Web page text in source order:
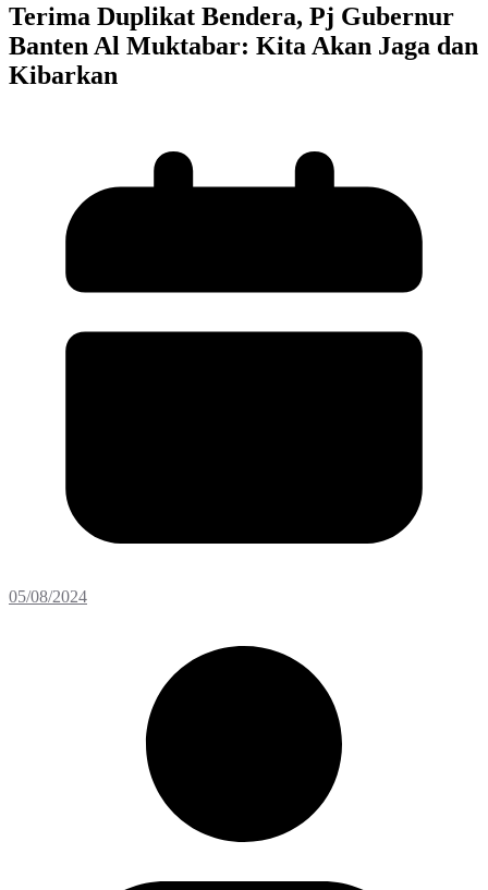
Terima Duplikat Bendera, Pj Gubernur
Banten Al Muktabar: Kita Akan Jaga dan
Kibarkan
05/08/2024